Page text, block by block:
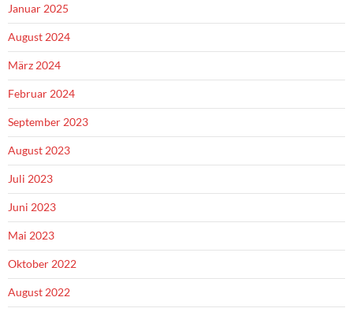
Januar 2025
August 2024
März 2024
Februar 2024
September 2023
August 2023
Juli 2023
Juni 2023
Mai 2023
Oktober 2022
August 2022